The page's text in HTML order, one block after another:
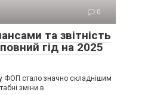
0
та звітність
гід на 2025
ФОП стало значно складнішим
зміни в